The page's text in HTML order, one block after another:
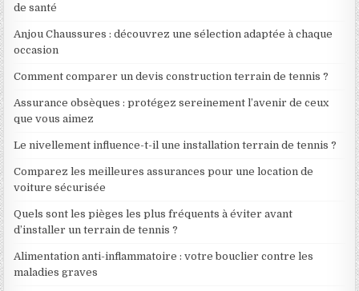
de santé
Anjou Chaussures : découvrez une sélection adaptée à chaque
occasion
Comment comparer un devis construction terrain de tennis ?
Assurance obsèques : protégez sereinement l’avenir de ceux
que vous aimez
Le nivellement influence-t-il une installation terrain de tennis ?
Comparez les meilleures assurances pour une location de
voiture sécurisée
Quels sont les pièges les plus fréquents à éviter avant
d’installer un terrain de tennis ?
Alimentation anti-inflammatoire : votre bouclier contre les
maladies graves